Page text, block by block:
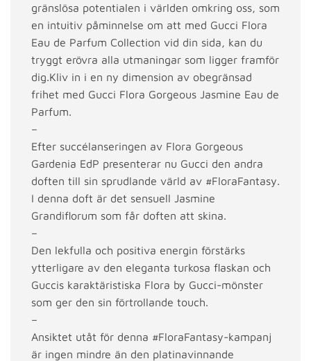
gränslösa potentialen i världen omkring oss, som
en intuitiv påminnelse om att med Gucci Flora
Eau de Parfum Collection vid din sida, kan du
tryggt erövra alla utmaningar som ligger framför
dig.Kliv in i en ny dimension av obegränsad
frihet med Gucci Flora Gorgeous Jasmine Eau de
Parfum.
–
Efter succélanseringen av Flora Gorgeous
Gardenia EdP presenterar nu Gucci den andra
doften till sin sprudlande värld av #FloraFantasy.
I denna doft är det sensuell Jasmine
Grandiflorum som får doften att skina.
–
Den lekfulla och positiva energin förstärks
ytterligare av den eleganta turkosa flaskan och
Guccis karaktäristiska Flora by Gucci-mönster
som ger den sin förtrollande touch.
–
Ansiktet utåt för denna #FloraFantasy-kampanj
är ingen mindre än den platinavinnande